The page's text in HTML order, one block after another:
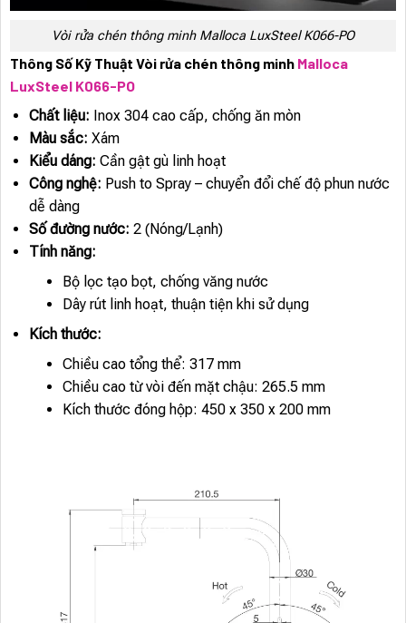
Vòi rửa chén thông minh Malloca LuxSteel K066-PO
Thông Số Kỹ Thuật Vòi rửa chén thông minh Malloca
LuxSteel K066-PO
Chất liệu: Inox 304 cao cấp, chống ăn mòn
Màu sắc: Xám
Kiểu dáng: Cần gật gù linh hoạt
Công nghệ: Push to Spray – chuyển đổi chế độ phun nước
dễ dàng
Số đường nước: 2 (Nóng/Lạnh)
Tính năng:
Bộ lọc tạo bọt, chống văng nước
Dây rút linh hoạt, thuận tiện khi sử dụng
Kích thước:
Chiều cao tổng thể: 317 mm
Chiều cao từ vòi đến mặt chậu: 265.5 mm
Kích thước đóng hộp: 450 x 350 x 200 mm